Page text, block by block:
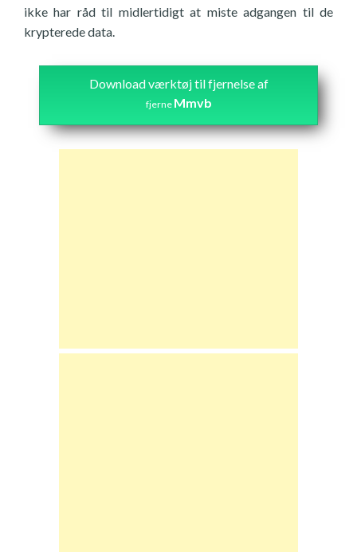
ikke har råd til midlertidigt at miste adgangen til de
krypterede data.
Download værktøj til fjernelse af
fjerne Mmvb